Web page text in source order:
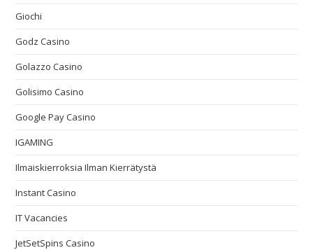
Giochi
Godz Casino
Golazzo Casino
Golisimo Casino
Google Pay Casino
IGAMING
Ilmaiskierroksia Ilman Kierrätystä
Instant Casino
IT Vacancies
JetSetSpins Casino